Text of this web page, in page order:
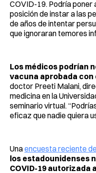
COVID-19. Podría
posición de instar a las
de años de intentar
que ignoraran temores
Los médicos podrían
vacuna aprobada
doctor Preeti Malani,
medicina en la
seminario virtual.
eficaz que nadie quiera
Unaencuesta reciente
los estadounidenses
COVID-19 autorizada